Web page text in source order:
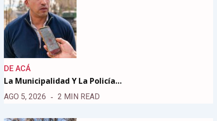
DE ACÁ
La Municipalidad Y La Policía…
AGO 5, 2026 2 MIN READ